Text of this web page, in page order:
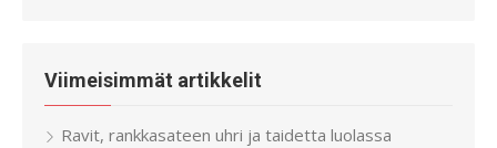
Viimeisimmät artikkelit
Ravit, rankkasateen uhri ja taidetta luolassa